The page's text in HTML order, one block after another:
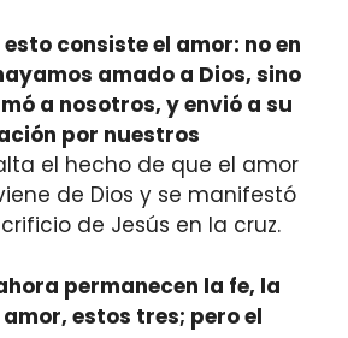
esto consiste el amor: no en
amado a Dios, sino
a nosotros, y envió a su
por nuestros
el hecho de que el amor
de Dios y se manifestó
de Jesús en la cruz.
permanecen la fe, la
estos tres; pero el